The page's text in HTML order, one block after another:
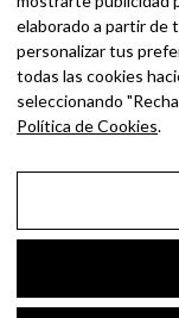
BUSCAR POR:
Ingresa las
Enter.
elaborado a partir de
personalizar tus
todas las cookies
seleccionando
Política de Cookies.